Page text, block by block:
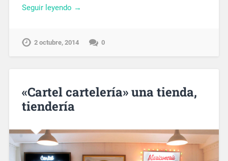
Seguir leyendo →
2 octubre, 2014 0
«Cartel cartelería» una tienda,
tiendería